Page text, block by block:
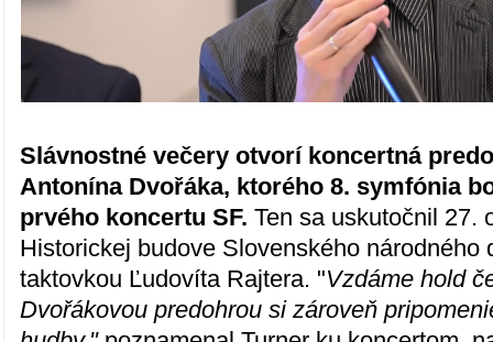
Slávnostné večery otvorí koncertná
Antonína Dvořáka, ktorého 8. symfónia
prvého koncertu SF.Ten sa uskutočnil 27.
Historickej budove Slovenského národného
taktovkou Ľudovíta Rajtera. "Vzdáme hold
Dvořákovou predohrou si zároveň